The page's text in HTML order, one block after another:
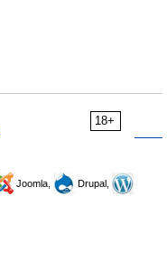
18+
Joomla,
Drupal,